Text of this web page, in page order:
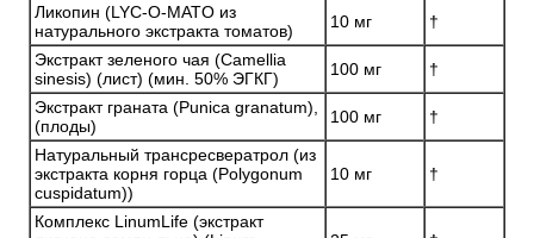
Ликопин (LYC-O-MATO из
натурального экстракта томатов)
10 мг
†
Экстракт зеленого чая (Camellia
sinesis) (лист) (мин. 50% ЭГКГ)
100 мг
†
Экстракт граната (Punica granatum),
(плоды)
100 мг
†
Натуральный трансресвератрол (из
экстракта корня горца (Polygonum
cuspidatum))
10 мг †
Комплекс LinumLife (экстракт